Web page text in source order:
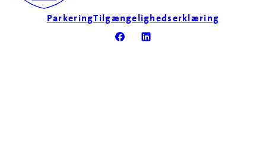
ParkeringTilgængelighedserklæring